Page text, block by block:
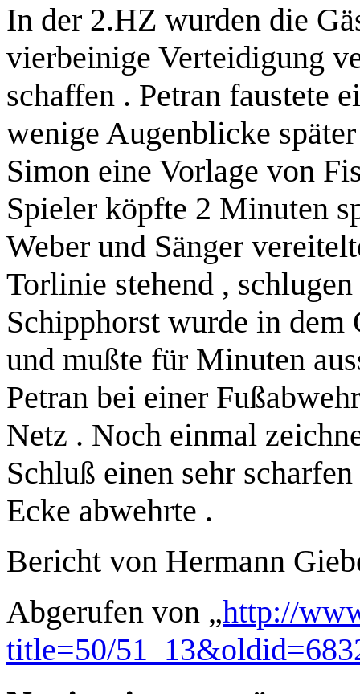
In der 2.HZ wurden die
vierbeinige Verteidigung
schaffen . Petran faustete
wenige Augenblicke
Simon eine Vorlage von
Spieler köpfte 2 Minuten
Weber und Sänger
Torlinie stehend ,
Schipphorst wurde in dem
und mußte für Minuten
Petran bei einer
Netz . Noch einmal
Schluß einen sehr
Ecke abwehrte .
Bericht von Hermann
Abgerufen von „http://
title=50/